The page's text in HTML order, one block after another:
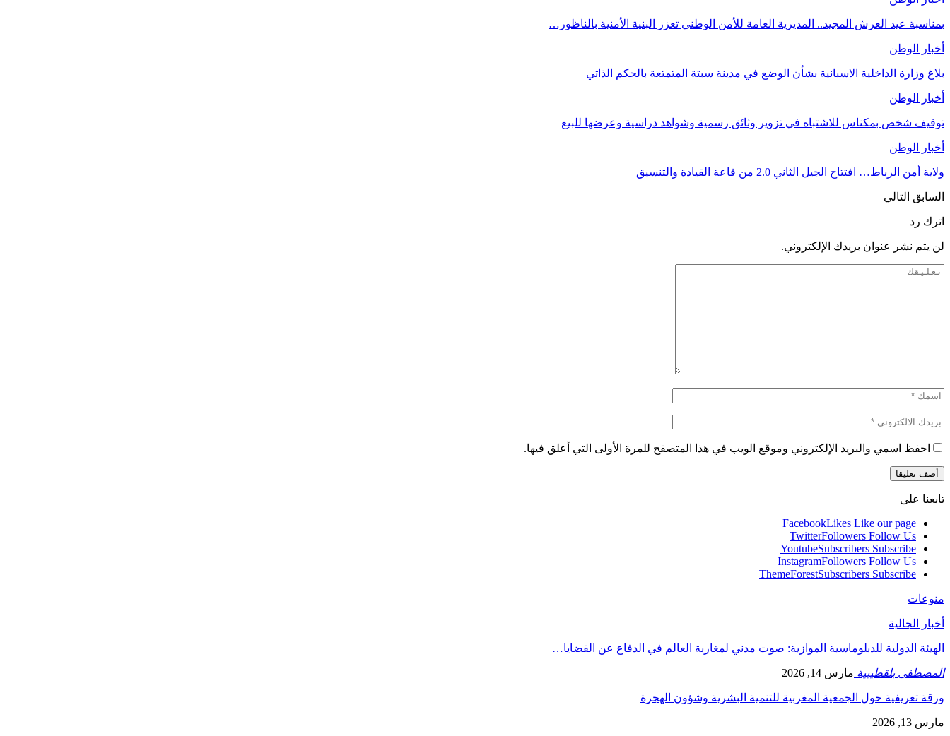
بمناسبة عيد العرش المجيد.. المديرية العامة للأمن الوطني تعزز البنية الأمنية بالناظور…
أخبار الوطن
بلاغ وزارة الداخلية الاسبانية بشأن الوضع في مدينة سبتة المتمتعة بالحكم الذاتي
أخبار الوطن
توقيف شخص بمكناس للاشتباه في تزوير وثائق رسمية وشواهد دراسية وعرضها للبيع
أخبار الوطن
ولاية أمن الرباط… افتتاح الجيل الثاني 2.0 من قاعة القيادة والتنسيق
السابق التالي
اترك رد
لن يتم نشر عنوان بريدك الإلكتروني.
احفظ اسمي والبريد الإلكتروني وموقع الويب في هذا المتصفح للمرة الأولى التي أعلق فيها.
تابعنا على
FacebookLikes Like our page
TwitterFollowers Follow Us
YoutubeSubscribers Subscribe
InstagramFollowers Follow Us
ThemeForestSubscribers Subscribe
منوعات
أخبار الجالية
الهيئة الدولية للدبلوماسية الموازية: صوت مدني لمغاربة العالم في الدفاع عن القضايا…
المصطفى بلقطيبية مارس 14, 2026
ورقة تعريفية حول الجمعية المغربية للتنمية البشرية وشؤون الهجرة
مارس 13, 2026